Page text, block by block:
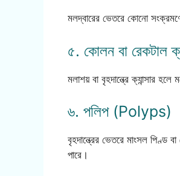
মলদ্বারের ভেতরে কোনো
৫. কোলন বা
মলাশয় বা বৃহদান্ত্রে ক্যান্সার
৬. পলিপ (Polyps)
বৃহদান্ত্রের ভেতরে মাংসল পিণ্ড
পারে।